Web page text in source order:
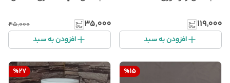
۱۱۹٬۰۰۰
افزودن به سبد
۳۵٬۰۰۰ ۴۵٬۰۰۰
افزودن به سبد
%15
%27